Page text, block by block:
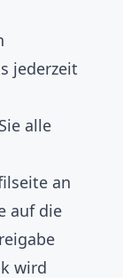
jederzeit
alle
an
auf die
wird